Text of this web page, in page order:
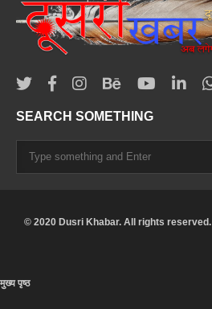
SEARCH SOMETHING
© 2020 Dusri Khabar. All rights reserved.
मुख्य पृष्ठ